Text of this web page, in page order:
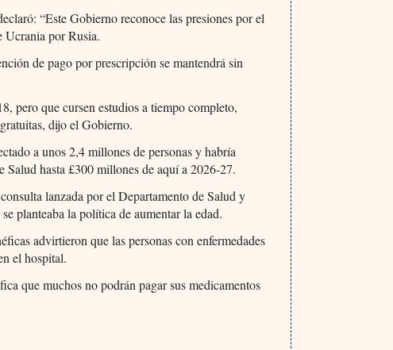
“Este Gobierno reconoce las presiones por el
Ucrania por Rusia.
de pago por prescripción se mantendrá sin
pero que cursen estudios a tiempo completo,
dijo el Gobierno.
a unos 2,4 millones de personas y habría
Salud hasta £300 millones de aquí a 2026-27.
lanzada por el Departamento de Salud y
planteaba la política de aumentar la edad.
advirtieron que las personas con enfermedades
el hospital.
que muchos no podrán pagar sus medicamentos